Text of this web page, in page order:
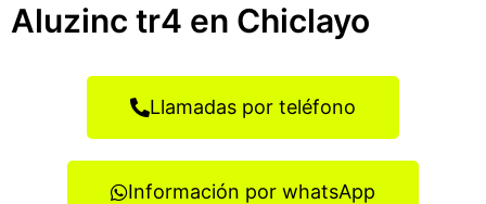
Aluzinc tr4 en Chiclayo
Llamadas por teléfono
Información por whatsApp